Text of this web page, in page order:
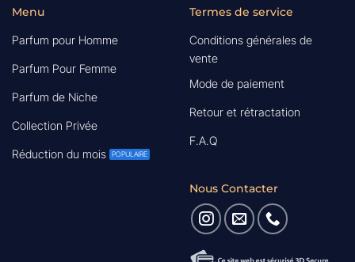
Menu
Parfum pour Homme
Parfum Pour Femme
Parfum de Niche
Collection Privée
Réduction du mois
Termes de service
Conditions générales de
vente
Mode de paiement
Retour et rétractation
F.A.Q
Nous Contacter